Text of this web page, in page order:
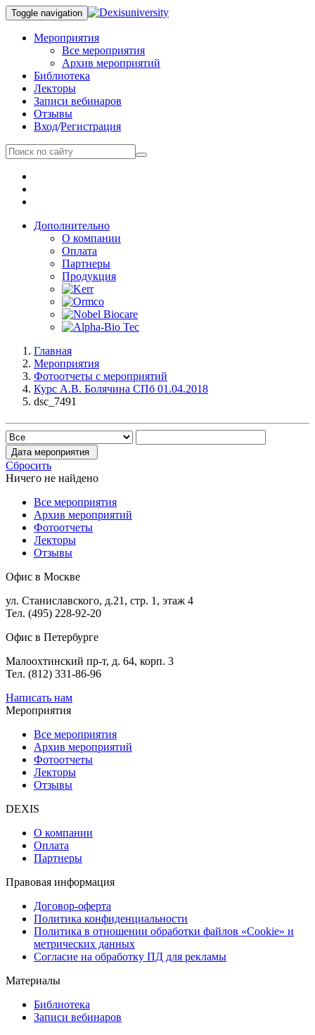
Toggle navigation
Мероприятия
Все мероприятия
Архив мероприятий
Библиотека
Лекторы
Записи вебинаров
Отзывы
Вход/Регистрация
Дополнительно
О компании
Оплата
Партнеры
Продукция
Главная
Мероприятия
Фотоотчеты с мероприятий
Курс А.В. Болячина СПб 01.04.2018
dsc_7491
Дата мероприятия
Сбросить
Ничего не найдено
Все мероприятия
Архив мероприятий
Фотоотчеты
Лекторы
Отзывы
Офис в Москве
ул. Станиславского, д.21, стр. 1, этаж 4
Тел. (495) 228-92-20
Офис в Петербурге
Малоохтинский пр-т, д. 64, корп. 3
Тел. (812) 331-86-96
Написать нам
Мероприятия
Все мероприятия
Архив мероприятий
Фотоотчеты
Лекторы
Отзывы
DEXIS
О компании
Оплата
Партнеры
Правовая информация
Договор-оферта
Политика конфиденциальности
Политика в отношении обработки файлов «Cookie» и
метрических данных
Согласие на обработку ПД для рекламы
Материалы
Библиотека
Записи вебинаров